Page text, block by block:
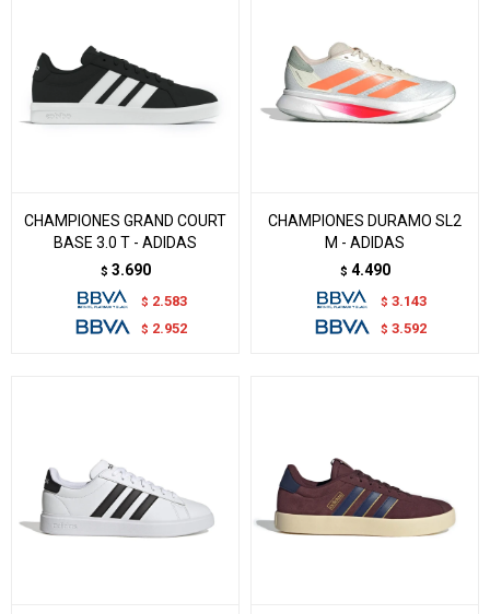
CHAMPIONES GRAND COURT
BASE 3.0 T - ADIDAS
$ 3.690
$ 2.583
$ 2.952
CHAMPIONES DURAMO SL2
M - ADIDAS
$ 4.490
$ 3.143
$ 3.592